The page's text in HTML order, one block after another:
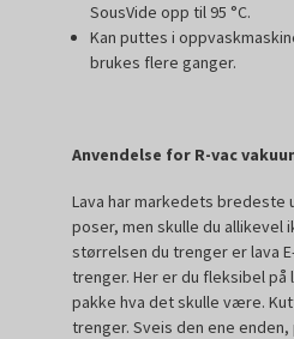
SousVide opp til 95 °C.
Kan puttes i
brukes flere ganger.
Anvendelse for R-vac
Lava har markedets
poser, men skulle du allikevel
størrelsen du trenger er lava
trenger. Her er du fleksibel på
pakke hva det skulle være.
trenger. Sveis den ene